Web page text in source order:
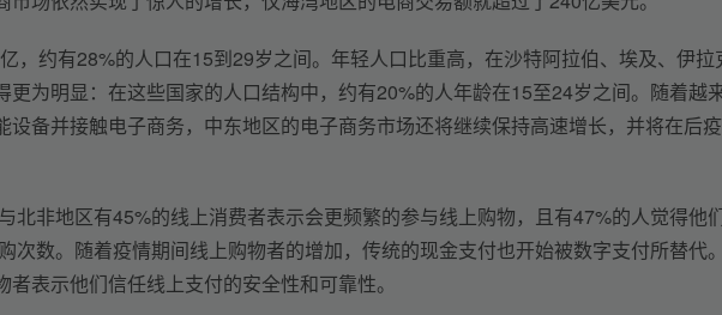
，约有28%的人口在15到29岁之间。年轻人口比重高，在沙特阿拉伯、埃及、伊拉
更为明显：在这些国家的人口结构中，约有20%的人年龄在15至24岁之间。随着越
设备并接触电子商务，中东地区的电子商务市场还将继续保持高速增长，并将在后
北非地区有45%的线上消费者表示会更频繁的参与线上购物，且有47%的人觉得他
次数。随着疫情期间线上购物者的增加，传统的现金支付也开始被数字支付所替代。
表示他们信任线上支付的安全性和可靠性。